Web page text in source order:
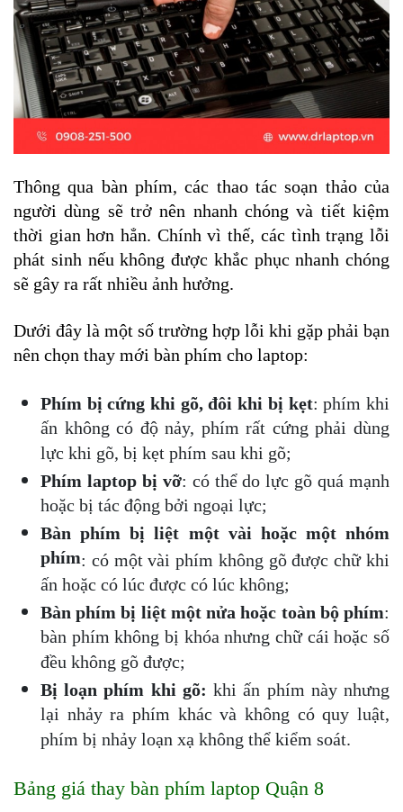
Thông qua bàn phím, các thao tác soạn thảo của
người dùng sẽ trở nên nhanh chóng và tiết kiệm
thời gian hơn hẳn. Chính vì thế, các tình trạng lỗi
phát sinh nếu không được khắc phục nhanh chóng
sẽ gây ra rất nhiều ảnh hưởng.
Dưới đây là một số trường hợp lỗi khi gặp phải bạn
nên chọn thay mới bàn phím cho laptop:
Phím bị cứng khi gõ, đôi khi bị kẹt: phím khi
ấn không có độ nảy, phím rất cứng phải dùng
lực khi gõ, bị kẹt phím sau khi gõ;
Phím laptop bị vỡ: có thể do lực gõ quá mạnh
hoặc bị tác động bởi ngoại lực;
Bàn phím bị liệt một vài hoặc một nhóm
phím: có một vài phím không gõ được chữ khi
ấn hoặc có lúc được có lúc không;
Bàn phím bị liệt một nửa hoặc toàn bộ phím:
bàn phím không bị khóa nhưng chữ cái hoặc số
đều không gõ được;
Bị loạn phím khi gõ: khi ấn phím này nhưng
lại nhảy ra phím khác và không có quy luật,
phím bị nhảy loạn xạ không thể kiểm soát.
Bảng giá thay bàn phím laptop Quận 8